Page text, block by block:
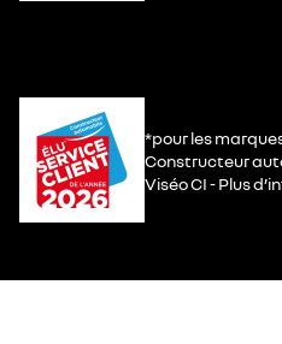
*pour les
Constructeur
Viséo CI - Plus